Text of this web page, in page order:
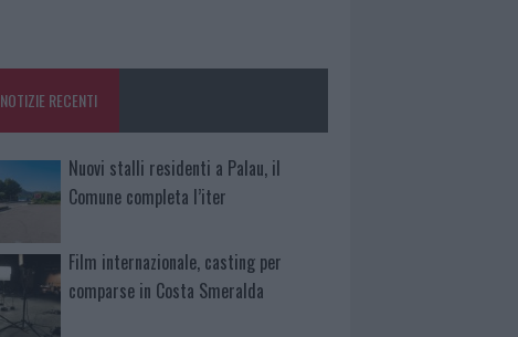
NOTIZIE RECENTI
Nuovi stalli residenti a Palau, il
Comune completa l’iter
Film internazionale, casting per
comparse in Costa Smeralda